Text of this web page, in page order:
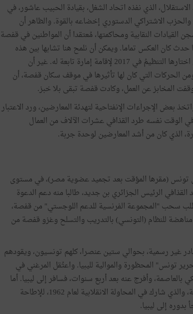
الذي نفذه اتحاد الشغل، بقيادة الحبيب عاشور، في
والحزب الاشتراكي الدستوري إخضاعه بالقوة. والظاهر أن
النقابية ومحاكمتها، مُعتقدا أن المواطنين في قفصة
كان العكس تماما. ويمكن أن نلمح هنا تشابها بين هذه
الخطة والسيناريو الذي اتبعه تنظيم "داعش" في بنقردان، التي اختارها التنظيمُ في 2017 لإقامة إمارة تابعة له. غير أن
الحركات التي كان لها تأثيرها في موقف سكان قفصة، أن
المخابز عن العمل، وكادت قفصة تبقى بلا خبز.
بعض الإجراءات الإنفتاحية لتهدئة المعارضين، ورد الاعتبار
الوقت نفسه طرد القذافي عشرات الآلاف من العمال
الذي كان من أشد المعارضين لوحدة جربة.
تونس (مقرها المؤقت بعد تجميد عضوية مصر)، في مستوى
الرئيس الجزائري بن جديد، طالبا منه دعم الدعوة
سحب "المجموعة الفرنسية للدعم اللوجستي" من قفصة،
للنظام (التونسي) بالتدريب والتسلح وغزو قفصة من
رسمية، بحوالي ستين عنصرا، كلهم تونسيون، ويقودهم
تونس" المحظورة والموالية لليبيا. واعتُقل المرغني في
بالعاصمة، وأفرج عنه بعد أربع سنوات، فسافر إلى ليبيا. أما
القائد السياسي للعملية فهو عز الدين الشريف، المولود في قفصة، والذي شارك في المحاولة الانقلابية لعام 1962، للإطاحة
إلى ليبيا.